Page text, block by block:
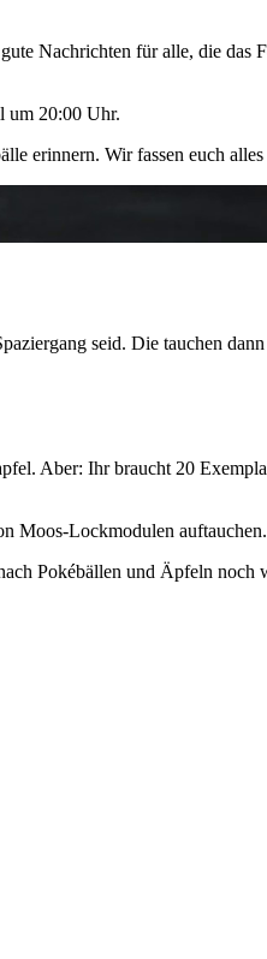
Nachrichten für alle, die das
um 20:00 Uhr.
erinnern. Wir fassen euch alles
seid. Die tauchen
Aber: Ihr braucht 20
Moos-Lockmodulen auftauchen.
Pokébällen und Äpfeln noch